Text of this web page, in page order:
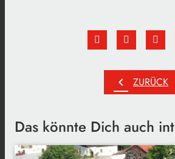
chevron_left ZURÜCK
Das könnte Dich auch